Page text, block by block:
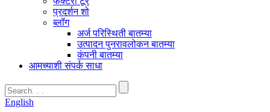
प्रदर्शन शो
ब्लॉग
अर्ज परिस्थिती बातम्या
उत्पादन पुनरावलोकन बातम्या
कंपनी बातम्या
आमच्याशी संपर्क साधा
English